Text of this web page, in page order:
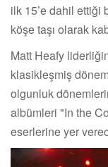
ilk 15’e dahil ettiği
köşe taşı olarak
Matt Heafy
klasikleşmiş
olgunluk
albümleri "In the
eserlerine yer